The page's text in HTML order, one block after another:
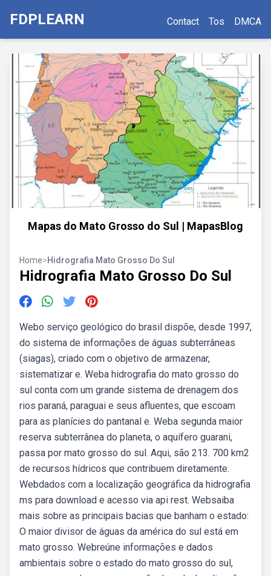
FDPLEARN Contact Tos DMCA
Mapas do Mato Grosso do Sul | MapasBlog
Home>Hidrografia Mato Grosso Do Sul
Hidrografia Mato Grosso Do Sul
Webo serviço geológico do brasil dispõe, desde 1997,
do sistema de informações de águas subterrâneas
(siagas), criado com o objetivo de armazenar,
sistematizar e. Weba hidrografia do mato grosso do
sul conta com um grande sistema de drenagem dos
rios paraná, paraguai e seus afluentes, que escoam
para as planícies do pantanal e. Weba segunda maior
reserva subterrânea do planeta, o aquífero guarani,
passa por mato grosso do sul. Aqui, são 213. 700 km2
de recursos hídricos que contribuem diretamente.
Webdados com a localização geográfica da hidrografia
ms para download e acesso via api rest. Websaiba
mais sobre as principais bacias que banham o estado:
O maior divisor de águas da américa do sul está em
mato grosso. Webreúne informações e dados
ambientais sobre o estado do mato grosso do sul,